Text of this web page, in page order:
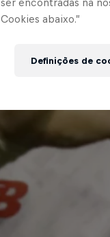
ser encontradas na
Cookies abaixo.”
Definições de